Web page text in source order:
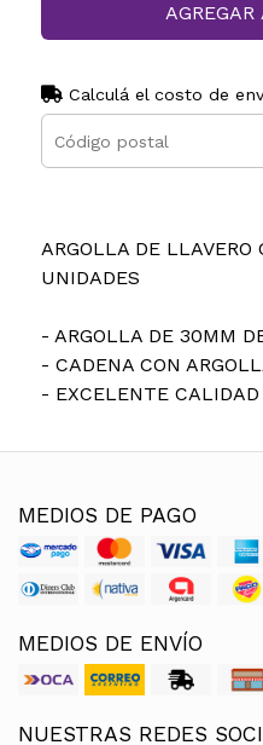
Calculá el costo de
ARGOLLA DE LLAVERO
UNIDADES
- ARGOLLA DE 30MM
- CADENA CON
- EXCELENTE CALIDAD
MEDIOS DE PAGO
MEDIOS DE ENVÍO
NUESTRAS REDES